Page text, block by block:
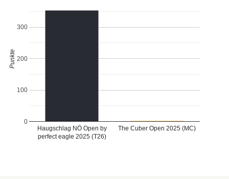
Haugschlag NÖ Open by
perfect eagle 2025 (T26)
The Cuber Open 2025 (MC)
0
100
200
300
Punkte